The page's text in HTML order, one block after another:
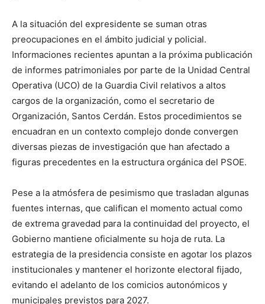
A la situación del expresidente se suman otras
preocupaciones en el ámbito judicial y policial.
Informaciones recientes apuntan a la próxima publicación
de informes patrimoniales por parte de la Unidad Central
Operativa (UCO) de la Guardia Civil relativos a altos
cargos de la organización, como el secretario de
Organización, Santos Cerdán. Estos procedimientos se
encuadran en un contexto complejo donde convergen
diversas piezas de investigación que han afectado a
figuras precedentes en la estructura orgánica del PSOE.
Pese a la atmósfera de pesimismo que trasladan algunas
fuentes internas, que califican el momento actual como
de extrema gravedad para la continuidad del proyecto, el
Gobierno mantiene oficialmente su hoja de ruta. La
estrategia de la presidencia consiste en agotar los plazos
institucionales y mantener el horizonte electoral fijado,
evitando el adelanto de los comicios autonómicos y
municipales previstos para 2027.